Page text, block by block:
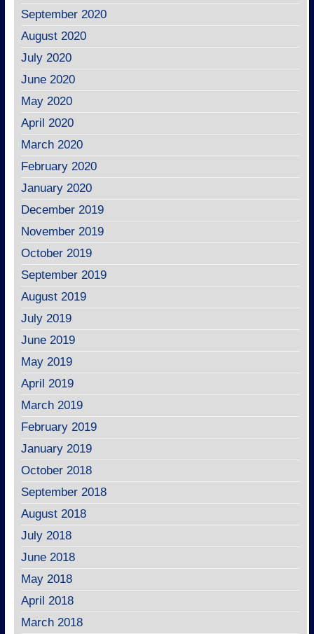
September 2020
August 2020
July 2020
June 2020
May 2020
April 2020
March 2020
February 2020
January 2020
December 2019
November 2019
October 2019
September 2019
August 2019
July 2019
June 2019
May 2019
April 2019
March 2019
February 2019
January 2019
October 2018
September 2018
August 2018
July 2018
June 2018
May 2018
April 2018
March 2018